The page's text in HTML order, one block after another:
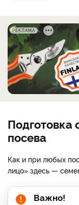
РЕКЛАМА
Подготовка
посева
Как и при любых
лицо» здесь —
Важно!